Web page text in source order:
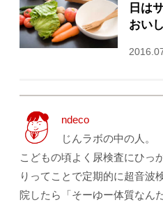
日は
おい
ndeco
じんラボの中の人。
こどもの頃よく尿検査にひっ
りってことで定期的に超音波
院したら「そーゆー体質なん